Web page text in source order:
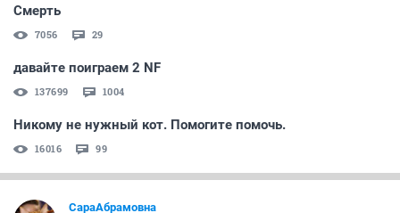
Смерть
7056 29
давайте поиграем 2 NF
137699 1004
Никому не нужный кот. Помогите помочь.
16016 99
СараАбрамовна